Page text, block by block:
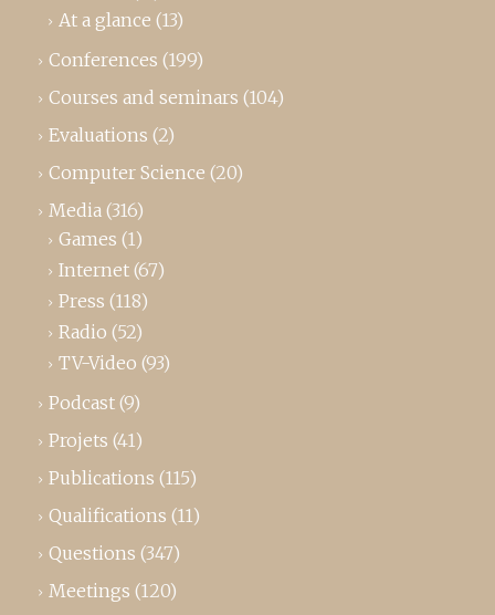
At a glance (13)
Conferences (199)
Courses and seminars (104)
Evaluations (2)
Computer Science (20)
Media (316)
Games (1)
Internet (67)
Press (118)
Radio (52)
TV-Video (93)
Podcast (9)
Projets (41)
Publications (115)
Qualifications (11)
Questions (347)
Meetings (120)